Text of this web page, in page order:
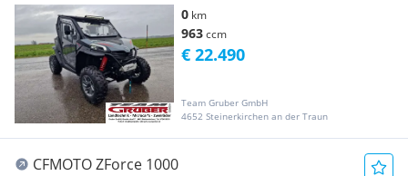
0 km
963ccm
Team Gruber GmbH
4652 Steinerkirchen an der Traun
€ 22.490
CFMOTO ZForce 1000